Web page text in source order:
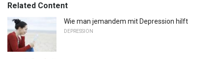
Related Content
Wie man jemandem mit Depression hilft
DEPRESSION